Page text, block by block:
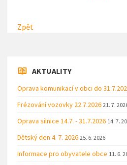
Zpět
AKTUALITY
Oprava komunikací v obci do
Frézování vozovky 22.7.2026 21. 7.
Oprava silnice 14.7. - 31.7.2026 14. 7.
Dětský den 4. 7. 2026 25. 6. 2026
Informace pro obyvatele obce 11. 6.